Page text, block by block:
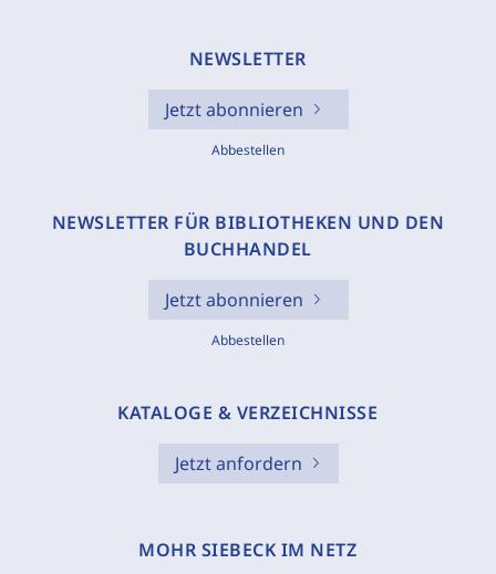
NEWSLETTER
Jetzt abonnieren
Abbestellen
NEWSLETTER FÜR BIBLIOTHEKEN UND DEN
BUCHHANDEL
Jetzt abonnieren
Abbestellen
KATALOGE & VERZEICHNISSE
Jetzt anfordern
MOHR SIEBECK IM NETZ